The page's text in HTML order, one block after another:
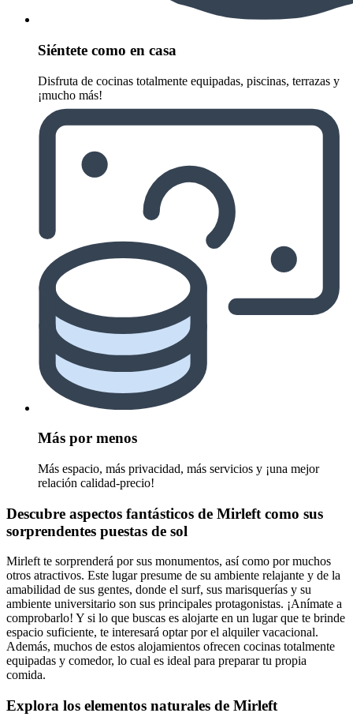
Siéntete como en casa
Disfruta de cocinas totalmente equipadas, piscinas, terrazas y
¡mucho más!
Más por menos
Más espacio, más privacidad, más servicios y ¡una mejor
relación calidad-precio!
Descubre aspectos fantásticos de Mirleft como sus
sorprendentes puestas de sol
Mirleft te sorprenderá por sus monumentos, así como por muchos
otros atractivos. Este lugar presume de su ambiente relajante y de la
amabilidad de sus gentes, donde el surf, sus marisquerías y su
ambiente universitario son sus principales protagonistas. ¡Anímate a
comprobarlo! Y si lo que buscas es alojarte en un lugar que te brinde
espacio suficiente, te interesará optar por el alquiler vacacional.
Además, muchos de estos alojamientos ofrecen cocinas totalmente
equipadas y comedor, lo cual es ideal para preparar tu propia
comida.
Explora los elementos naturales de Mirleft